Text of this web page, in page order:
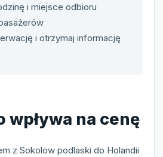
i miejsce odbioru
i otrzymaj informację
wpływa na cenę
z Sokolow podlaski do Holandii